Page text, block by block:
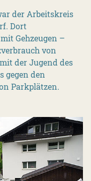
der Arbeitskreis
Dort
Gehzeugen –
von
der Jugend des
gegen den
Parkplätzen.